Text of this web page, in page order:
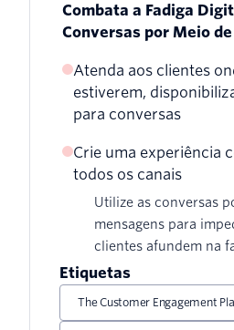
Combata a Fadiga
Conversas por Meio
Atenda aos clientes
estiverem,
para conversas
Capacite os clientes a
Crie uma experiência
todos os canais
Utilize as conversas
mensagens para
clientes afundem na
Etiquetas
The Customer Engagement